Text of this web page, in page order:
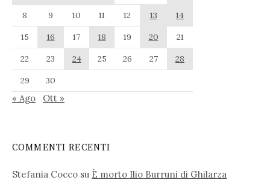
8
9 10 11 12 13
14
15
16 17 18 19 20
21
22
23 24 25 26 27
28
29
30
« Ago Ott »
COMMENTI RECENTI
Stefania Cocco su È morto Ilio Burruni di Ghilarza